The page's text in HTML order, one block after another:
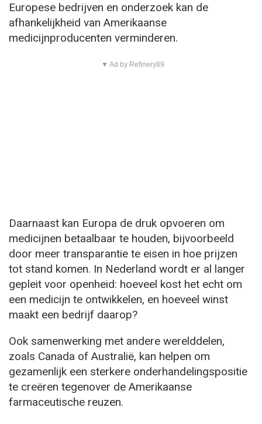
Europese bedrijven en onderzoek kan de
afhankelijkheid van Amerikaanse
medicijnproducenten verminderen.
▼ Ad by Refinery89
Daarnaast kan Europa de druk opvoeren om
medicijnen betaalbaar te houden, bijvoorbeeld
door meer transparantie te eisen in hoe prijzen
tot stand komen. In Nederland wordt er al langer
gepleit voor openheid: hoeveel kost het echt om
een medicijn te ontwikkelen, en hoeveel winst
maakt een bedrijf daarop?
Ook samenwerking met andere werelddelen,
zoals Canada of Australië, kan helpen om
gezamenlijk een sterkere onderhandelingspositie
te creëren tegenover de Amerikaanse
farmaceutische reuzen.